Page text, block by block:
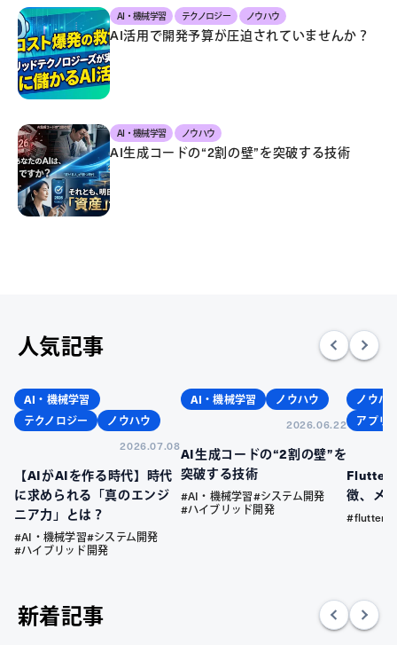
AI・機械学習 テクノロジー ノウハウ
AI活用で開発予算が圧迫されていませんか？
AI・機械学習 ノウハウ
AI生成コードの“2割の壁”を突破する技術
人気記事
AI・機械学習
テクノロジー
ノウハウ
2026.07.08
【AIがAIを作る時代】時代
に求められる「真のエンジ
ニア力」とは？
#AI・機械学習#システム開発
#ハイブリッド開発
AI・機械学習 ノウハウ
2026.06.22
AI生成コードの“2割の壁”を
突破する技術
#AI・機械学習#システム開発
#ハイブリッド開発
ノウハ
アプリ
Flutter
徴、メ
#flutter
新着記事